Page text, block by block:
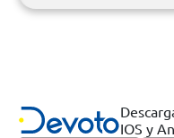
IOS y